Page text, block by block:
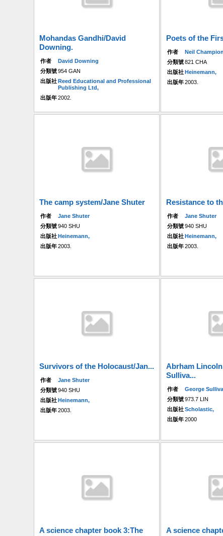
Mohandas Gandhi/David
Downing.
作者
David Downing
分類號954 GAN
出版社Reed Educational and Professional
Publishing Ltd,
出版年2002.
Poets of the
作者
Neil Champion
分類號821 CHA
出版社Heinemann,
出版年2003.
The camp system/Jane Shuter
作者
Jane Shuter
分類號940 SHU
出版社Heinemann,
出版年2003.
Resistance to
作者
Jane Shuter
分類號940 SHU
出版社Heinemann,
出版年2003.
Survivors of the Holocaust/Jan...
作者
Jane Shuter
分類號940 SHU
出版社Heinemann,
出版年2003.
Abrham
Sulliva...
作者
George
分類號973.7 LIN
出版社Scholastic,
出版年2000
A science chapter book 3:The
A science